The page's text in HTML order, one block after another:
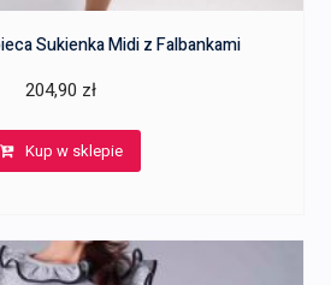
Sukienka Midi z Falbankami
204,90 zł
Kup w sklepie